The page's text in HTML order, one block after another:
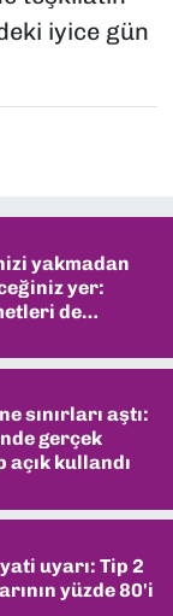
iyice gün
yakmadan
yer:
de
sınırları aştı:
gerçek
açık kullandı
uyarı: Tip 2
yüzde 80'i